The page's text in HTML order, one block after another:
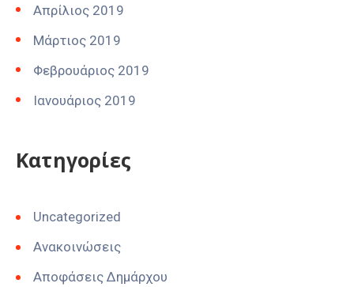
Απρίλιος 2019
Μάρτιος 2019
Φεβρουάριος 2019
Ιανουάριος 2019
Kατηγορίες
Uncategorized
Ανακοινώσεις
Αποφάσεις Δημάρχου